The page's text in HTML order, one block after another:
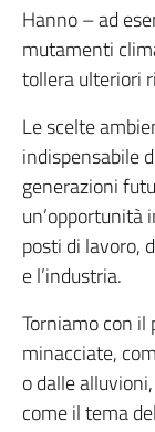
Hanno – ad
mutamenti
tollera ulteriori
Le scelte
indispensabile
generazioni
un’opportunità
posti di lavoro,
e l’industria.
Torniamo con
minacciate,
o dalle
come il tema